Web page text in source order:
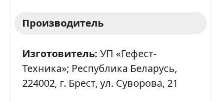
Производитель
Изготовитель: УП «Гефест-
Техника»; Республика Беларусь,
224002, г. Брест, ул. Суворова, 21